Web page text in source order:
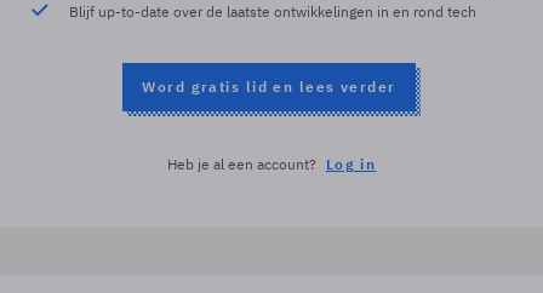
Blijf up-to-date over de laatste ontwikkelingen in en rond tech
Word gratis lid en lees verder
Heb je al een account? Log in